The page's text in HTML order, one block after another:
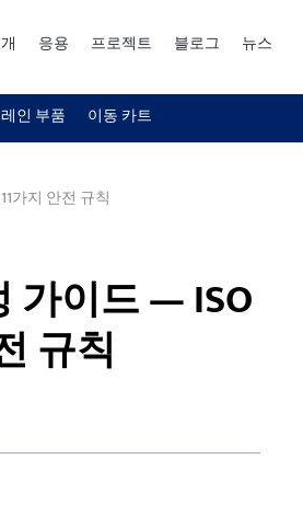
응용 프로젝트 블로그 뉴스
인 부품 이동 카트
가지 안전 규칙
가이드 — ISO
규칙